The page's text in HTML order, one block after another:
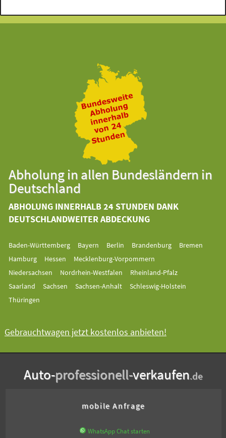
Abholung in allen Bundesländern in
Deutschland
ABHOLUNG INNERHALB 24 STUNDEN DANK
DEUTSCHLANDWEITER ABDECKUNG
Baden-Württemberg Bayern Berlin Brandenburg
Bremen
Hamburg
Hessen
Mecklenburg-Vorpommern
Niedersachsen
Nordrhein-Westfalen
Rheinland-Pfalz
Saarland
Sachsen Sachsen-Anhalt
Schleswig-Holstein
Thüringen
Gebrauchtwagen jetzt kostenlos anbieten!
Auto-professionell-verkaufen.de
mobile Anfrage
WhatsApp Chat starten